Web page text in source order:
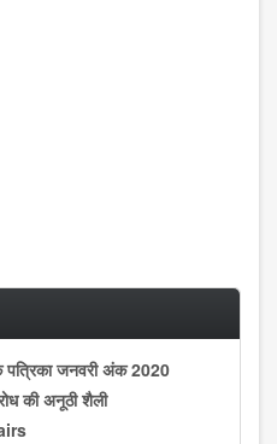
पत्रिका जनवरी अंक 2020
की अनूठी शैली